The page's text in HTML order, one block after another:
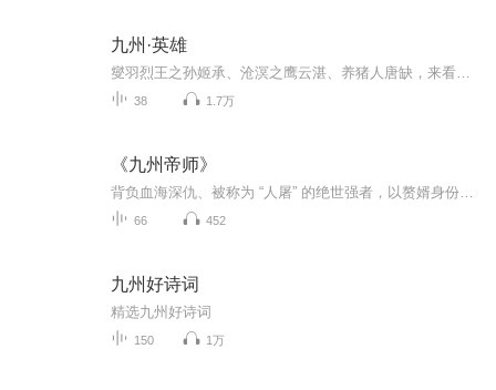
九州·英雄
38 1.7万
《九州帝师》
66 452
九州好诗词
精选九州好诗词
150 1万